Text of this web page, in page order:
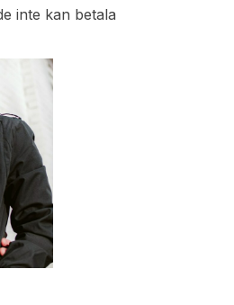
inte kan betala